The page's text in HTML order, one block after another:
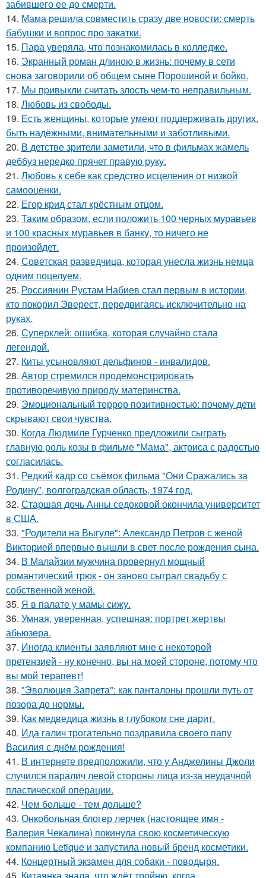
забившего ее до смерти.
14. Мама решила совместить сразу две новости: смерть
бабушки и вопрос про закатки.
15. Пара уверяла, что познакомилась в колледже.
16. Экранный роман длиною в жизнь: почему в сети
снова заговорили об общем сыне Порошиной и бойко.
17. Mы пpивыкли считать злость чем-то неправильным.
18. Любовь из свободы.
19. Есть женщины, которые умеют поддерживать других,
быть надёжными, внимательными и заботливыми.
20. В детстве зрители заметили, что в фильмах жамель
деббуз нередко прячет правую руку.
21. Любовь к себе как средство исцеления от низкой
самооценки.
22. Егор крид стал крёстным отцом.
23. Таким образом, если положить 100 черных муравьев
и 100 красных муравьев в банку, то ничего не
произойдет.
24. Советская разведчица, которая унесла жизнь немца
одним поцелуем.
25. Россиянин Рустам Набиев стал первым в истории,
кто покорил Эверест, передвигаясь исключительно на
руках.
26. Суперклей: ошибка, которая случайно стала
легендой.
27. Киты усыновляют дельфинов - инвалидов.
28. Автор стремился продемонстрировать
противоречивую природу материнства.
29. Эмоциональный террор позитивностью: почему дети
скрывают свои чувства.
30. Когда Людмиле Гурченко предложили сыграть
главную роль козы в фильме "Мама", актриса с радостью
согласилась.
31. Редкий кадр со съёмок фильма "Они Сражались за
Родину", волгоградская область, 1974 год.
32. Старшая дочь Анны седоковой окончила университет
в США.
33. "Родители на Выгуле": Александр Петров с женой
Викторией впервые вышли в свет после рождения сына.
34. В Малайзии мужчина провернул мощный
романтический трюк - он заново сыграл свадьбу с
собственной женой.
35. Я в палате у мамы сижу.
36. Умная, уверенная, успешная: портрет жертвы
абьюзера.
37. Иногда клиенты заявляют мне с некоторой
претензией - ну конечно, вы на моей стороне, потому что
вы мой терапевт!
38. "Эволюция Запрета": как панталоны прошли путь от
позора до нормы.
39. Как медведица жизнь в глубоком сне дарит.
40. Ида галич трогательно поздравила своего папу
Василия с днём рождения!
41. В интернете предположили, что у Анджелины Джоли
случился паралич левой стороны лица из-за неудачной
пластической операции.
42. Чем больше - тем дольше?
43. Онкобольная блогер лерчек (настоящее имя -
Валерия Чекалина) покинула свою косметическую
компанию Letique и запустила новый бренд косметики.
44. Концертный экзамен для собаки - поводыря.
45. Китаянка знала, что ждёт тройню, когда